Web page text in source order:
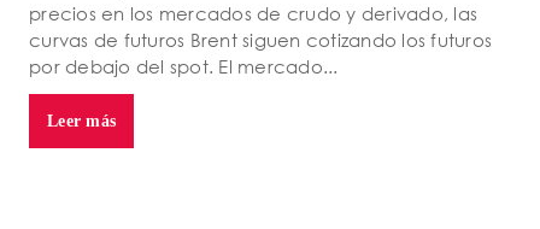
precios en los mercados de crudo y derivado, las
curvas de futuros Brent siguen cotizando los futuros
por debajo del spot. El mercado...
Leer más